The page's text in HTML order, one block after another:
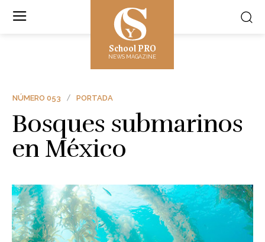
School PRO
NEWS MAGAZINE
NÚMERO 053 PORTADA
Bosques submarinos
en México